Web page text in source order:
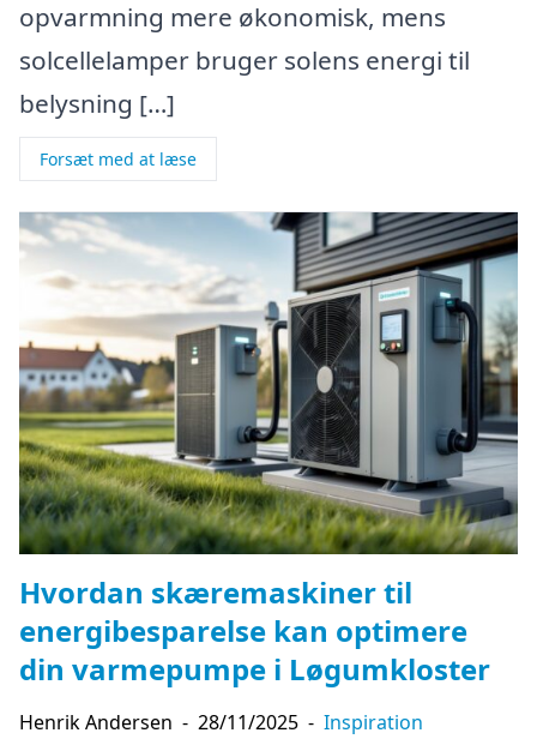
opvarmning mere økonomisk, mens
solcellelamper bruger solens energi til
belysning […]
Forsæt med at læse
Hvordan skæremaskiner til
energibesparelse kan optimere
din varmepumpe i Løgumkloster
Henrik Andersen - 28/11/2025 - Inspiration